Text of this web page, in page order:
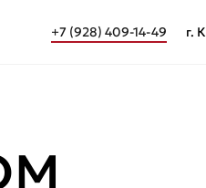
+7 (928) 409-14-49 г.